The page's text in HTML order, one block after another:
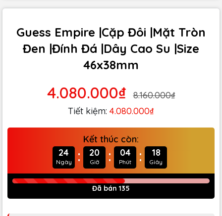
Guess Empire |Cặp Đôi |Mặt Tròn
Đen |Đính Đá |Dây Cao Su |Size
46x38mm
4.080.000₫
8.160.000₫
Tiết kiệm: 4.080.000₫
Kết thúc còn:
24
Ngày : 20
Giờ : 04
Phút : 17
Giây
Đã bán 135